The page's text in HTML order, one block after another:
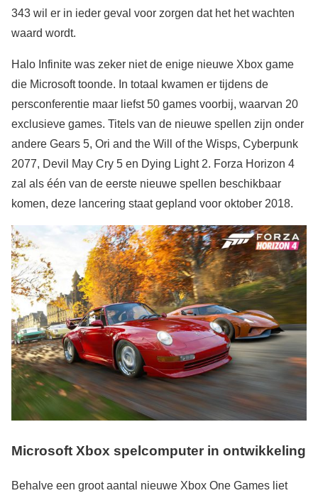
343 wil er in ieder geval voor zorgen dat het het wachten
waard wordt.
Halo Infinite was zeker niet de enige nieuwe Xbox game
die Microsoft toonde. In totaal kwamen er tijdens de
persconferentie maar liefst 50 games voorbij, waarvan 20
exclusieve games. Titels van de nieuwe spellen zijn onder
andere Gears 5, Ori and the Will of the Wisps, Cyberpunk
2077, Devil May Cry 5 en Dying Light 2. Forza Horizon 4
zal als één van de eerste nieuwe spellen beschikbaar
komen, deze lancering staat gepland voor oktober 2018.
Microsoft Xbox spelcomputer in ontwikkeling
Behalve een groot aantal nieuwe Xbox One Games liet